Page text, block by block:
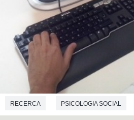
RECERCA PSICOLOGIA SOCIAL